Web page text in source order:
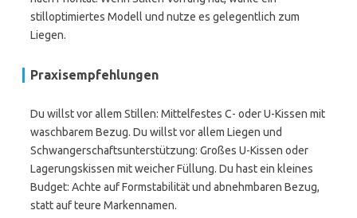
stilloptimiertes Modell und nutze es gelegentlich zum
Liegen.
Praxisempfehlungen
Du willst vor allem Stillen: Mittelfestes C- oder U-Kissen mit
waschbarem Bezug. Du willst vor allem Liegen und
Schwangerschaftsunterstützung: Großes U-Kissen oder
Lagerungskissen mit weicher Füllung. Du hast ein kleines
Budget: Achte auf Formstabilität und abnehmbaren Bezug,
statt auf teure Markennamen.